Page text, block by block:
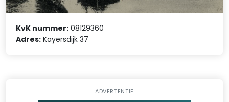
KvK nummer: 08129360
Adres: Kayersdijk 37
ADVERTENTIE